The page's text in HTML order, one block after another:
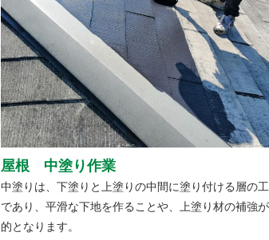
屋根 中塗り作業
中塗りは、下塗りと上塗りの中間に塗り付ける層の
であり、平滑な下地を作ることや、上塗り材の補強が
的となります。